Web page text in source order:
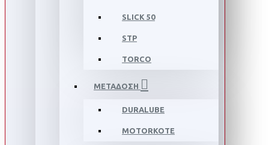
SLICK 50
STP
TORCO
ΜΕΤΑΔΟΣΗ
DURALUBE
MOTORKOTE